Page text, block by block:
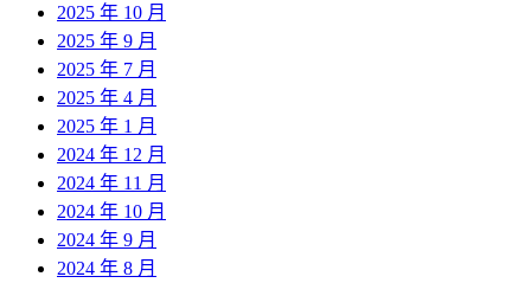
2025 年 10 月
2025 年 9 月
2025 年 7 月
2025 年 4 月
2025 年 1 月
2024 年 12 月
2024 年 11 月
2024 年 10 月
2024 年 9 月
2024 年 8 月